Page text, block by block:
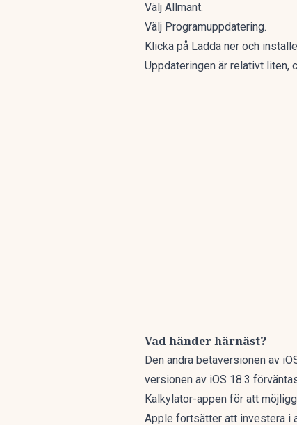
Välj Allmänt.
Välj Programuppdatering.
Klicka på Ladda ner och
Uppdateringen är relativt liten,
Vad händer härnäst?
Den andra betaversionen av
versionen av iOS 18.3
Kalkylator-appen för att
Apple fortsätter att investera i